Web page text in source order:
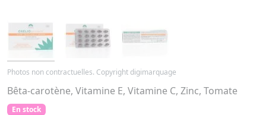
Photos non contractuelles. Copyright digimarquage
Bêta-carotène, Vitamine E, Vitamine C, Zinc, Tomate
En stock